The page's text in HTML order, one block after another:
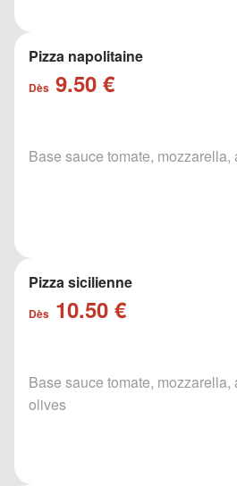
Pizza napolitaine
Dès 9.50 €
Base sauce tomate,
Pizza sicilienne
Dès 10.50 €
Base sauce tomate, mozzarella,
olives